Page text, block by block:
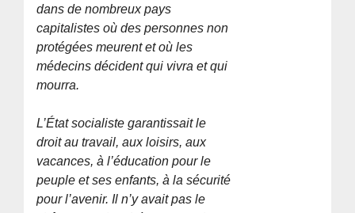
dans de nombreux pays
capitalistes où des personnes non
protégées meurent et où les
médecins décident qui vivra et qui
mourra.
L’État socialiste garantissait le
droit au travail, aux loisirs, aux
vacances, à l’éducation pour le
peuple et ses enfants, à la sécurité
pour l’avenir. Il n’y avait pas le